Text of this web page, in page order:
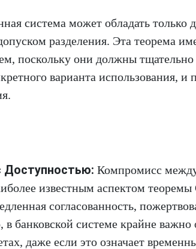
система может обладать только
разделения. Эта теорема
поскольку они должны
варианта использования, и
Доступностью: Компромисс
известным аспектом теоремы
согласованность,
системе крайне важно
даже если это означает